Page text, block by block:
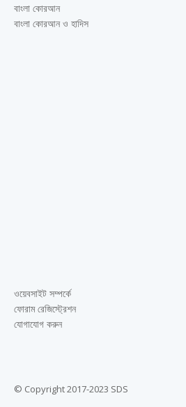
বাংলা কোরআন
বাংলা কোরআন ও হাদিস
ওয়েবসাইট সম্পর্কে
ফোরাম রেজিস্ট্রেশন
যোগাযোগ করুন
© Copyright 2017-2023 SDS